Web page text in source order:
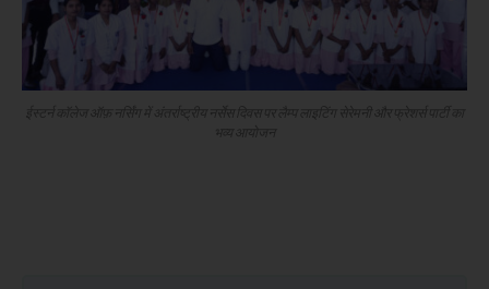
ईस्टर्न कॉलेज ऑफ़ नर्सिंग में अंतर्राष्ट्रीय नर्सेस दिवस पर लैम्प लाइटिंग सेरेमनी और फ्रेशर्स पार्टी का